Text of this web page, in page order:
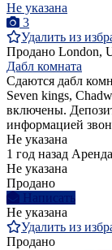
Не указана
3
Удалить из
Продано London,
Дабл комната
Сдаются дабл
Seven kings,
включены.
информацией
Не указана
1 год назад
Не указана
Продано
Написать
Не указана
Удалить из
Продано